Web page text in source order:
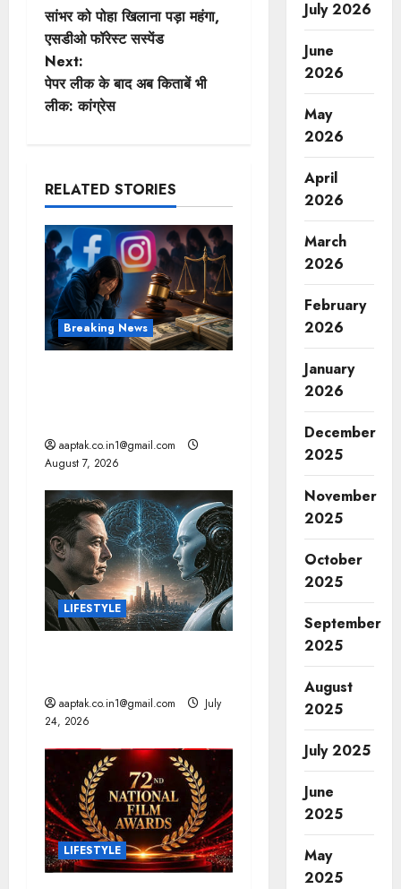
o
s
t
a
v
i
g
a
o
n
सांभर को पोहा खिलाना पड़ा महंगा,
एसडीओ फॉरेस्ट सस्पेंड
Next:
पेपर लीक के बाद अब किताबें भी
लीक: कांग्रेस
RELATED STORIES
Breaking News
aaptak.co.in1@gmail.com
August 7, 2026
LIFESTYLE
aaptak.co.in1@gmail.com
July
24, 2026
LIFESTYLE
July 2026
June
2026
May
2026
April
2026
March
2026
February
2026
January
2026
December
2025
November
2025
October
2025
September
2025
August
2025
July 2025
June
2025
May
2025